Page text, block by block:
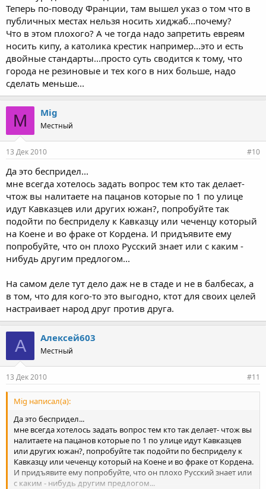
Теперь по-поводу Франции, там вышел указ о том что в
публичных местах нельзя носить хиджаб...почему?
Что в этом плохого? А че тогда надо запретить евреям
носить кипу, а католика крестик например...это и есть
двойные стандарты...просто суть сводится к тому, что
города не резиновые и тех кого в них больше, надо
сделать меньше...
M Mig
Местный
13 Дек 2010 #10
Да это беспридел...
мне всегда хотелось задать вопрос тем кто так делает-
чтож вы налитаете на пацанов которые по 1 по улице
идут Кавказцев или других южан?, попробуйте так
подойти по бесприделу к Кавказцу или чеченцу который
на Коене и во фраке от Кордена. И придъявите ему
попробуйте, что он плохо Русский знает или с каким -
нибудь другим предлогом...
На самом деле тут дело даж не в стаде и не в балбесах, а
в том, что для кого-то это выгодно, ктот для своих целей
настраивает народ друг против друга.
А Алексей603
Местный
13 Дек 2010 #11
Mig написал(а):
Да это беспридел...
мне всегда хотелось задать вопрос тем кто так делает- чтож вы
налитаете на пацанов которые по 1 по улице идут Кавказцев
или других южан?, попробуйте так подойти по бесприделу к
Кавказцу или чеченцу который на Коене и во фраке от Кордена.
И придъявите ему попробуйте, что он плохо Русский знает или
с каким - нибудь другим предлогом...